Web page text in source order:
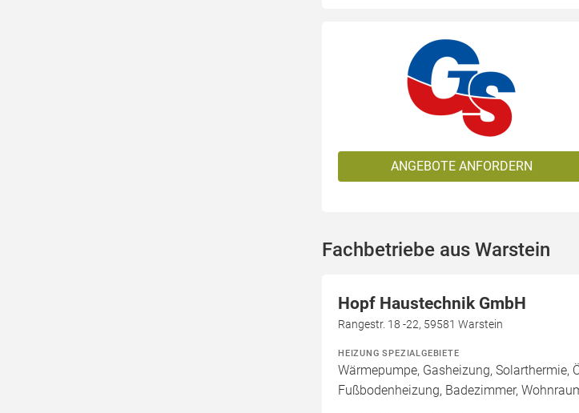
ANGEBOTE ANFORDERN
Fachbetriebe aus Warstein
Hopf Haustechnik GmbH
Rangestr. 18 -22, 59581 Warstein
HEIZUNG SPEZIALGEBIETE
Wärmepumpe, Gasheizung, Solarthermie,
Fußbodenheizung, Badezimmer,